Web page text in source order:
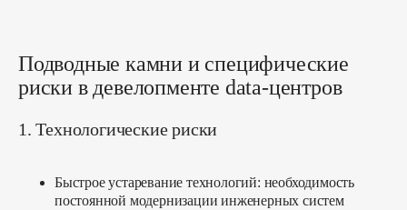
Подводные камни и специфические
риски в девелопменте data-центров
1. Технологические риски
Быстрое устаревание технологий: необходимость
постоянной модернизации инженерных систем